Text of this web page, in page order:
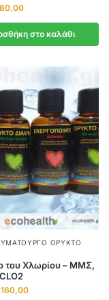
80,00
στο καλάθι
ΟΡΥΚΤΌ
του Χλωρίου – ΜΜΣ,
160,00